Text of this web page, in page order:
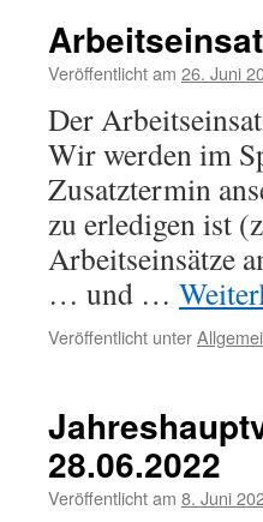
Veröffentlicht am 26. Juni
Der
Wir werden im
Zusatztermin
zu erledigen ist
Arbeitseinsätze
… und …
Veröffentlicht unter
28.06.2022
Veröffentlicht am 8. Juni